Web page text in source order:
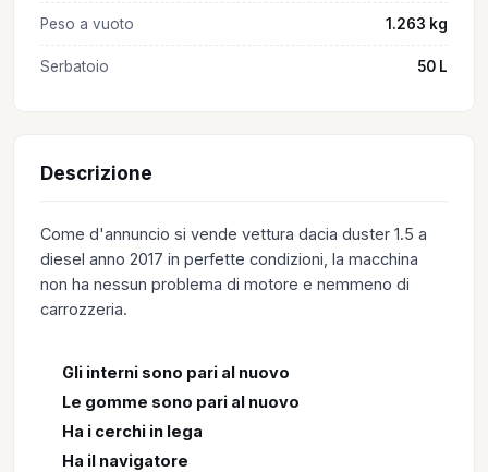
Peso a vuoto 1.263 kg
Serbatoio 50 L
Descrizione
Come d'annuncio si vende vettura dacia duster 1.5 a
diesel anno 2017 in perfette condizioni, la macchina
non ha nessun problema di motore e nemmeno di
carrozzeria.
Gli interni sono pari al nuovo
Le gomme sono pari al nuovo
Ha i cerchi in lega
Ha il navigatore